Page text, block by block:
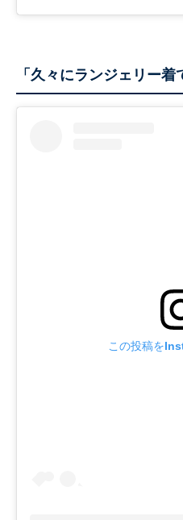
「久々にランジェリー着
この投稿を